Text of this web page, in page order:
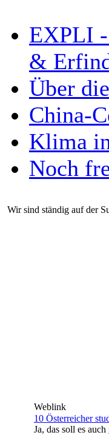
EXPLI
&
Über
China-
Klima
Noch
Wir sind ständig auf der
Weblink
10 Österreicher
Ja, das soll es